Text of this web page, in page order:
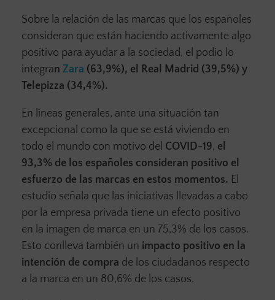
Sobre la relación de las marcas que los españoles
consideran que están haciendo activamente algo
positivo para ayudar a la sociedad, el podio lo
integran Zara (63,9%), el Real Madrid (39,5%) y
Telepizza (34,4%).
En líneas generales, ante una situación tan
excepcional como la que se está viviendo en
todo el mundo con motivo del COVID-19, el
93,3% de los españoles consideran positivo el
esfuerzo de las marcas en estos momentos. El
estudio señala que las iniciativas llevadas a cabo
por la empresa privada tiene un efecto positivo
en la imagen de marca en un 75,3% de los casos.
Esto conlleva también un impacto positivo en la
intención de compra de los ciudadanos respecto
a la marca en un 80,6% de los casos.